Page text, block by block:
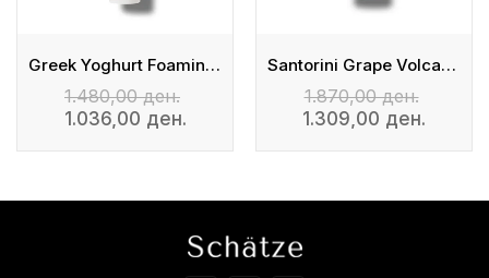
Greek Yoghurt Foaming Cream Cleanser
1.480,00 ден.
1.036,00 ден.
Santorini Grape Volcanic SkinReset Mask
1.870,00 ден.
1.309,00 ден.